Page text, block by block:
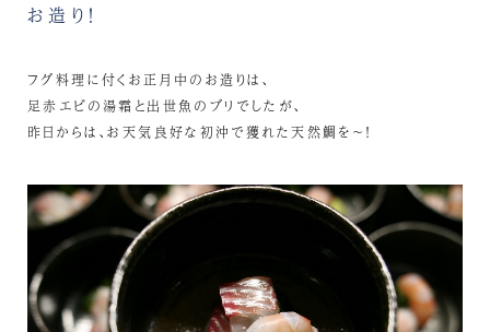
お造り！
フグ料理に付くお正月中のお造りは、
足赤エビの湯霜と出世魚のブリでしたが、
昨日からは、お天気良好な初沖で獲れた天然鯛を～！